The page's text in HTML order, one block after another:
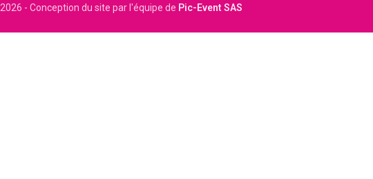
2026 - Conception du site par l'équipe de Pic-Event SAS